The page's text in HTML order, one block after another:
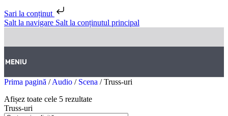
Sari la conținut
Salt la navigare Salt la conținutul principal
MENIU
Prima pagină / Audio / Scena / Truss-uri
Afișez toate cele 5 rezultate
Truss-uri